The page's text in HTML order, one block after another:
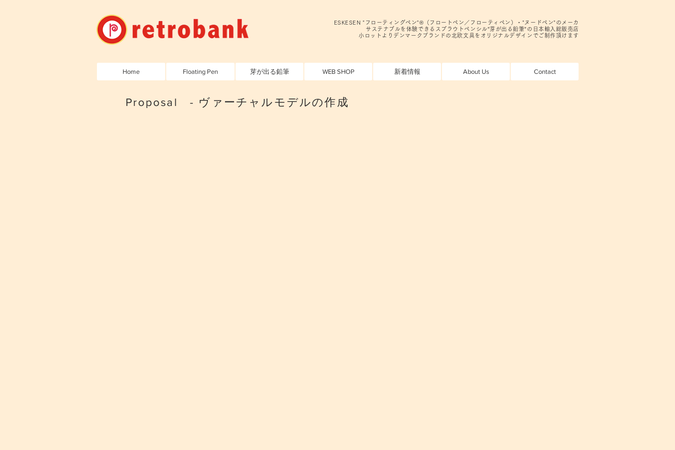
ESKESEN "フローティングペン"®️（フロートペン／フローティペン）・"ヌードペン"のメーカ
サステナブルを体験できるスプラウトペンシル”芽が出る鉛筆”の日本輸入総販売店
小ロットよりデンマークブランドの北欧文具をオリジナルデザインでご制作頂けます
Home Floating Pen 芽が出る鉛筆 WEB SHOP 新着情報 About Us Contact
Proposal - ヴァーチャルモデルの作成